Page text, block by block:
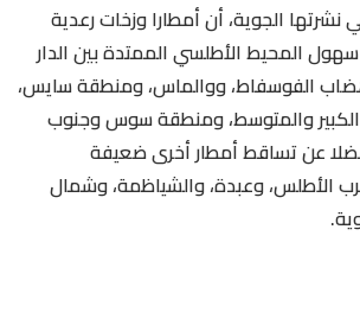
نشرتها الجوية، أن أمطارا وزخات رعدية
المحيط الأطلسي الممتدة بين الدار
الفوسفاط، ووالماس، ومنطقة سايس،
الكبير والمتوسط، ومنطقة سوس وجنوب
عن تساقط أمطار أخرى ضعيفة
الأطلس، وعبدة، والشياظمة، وشمال